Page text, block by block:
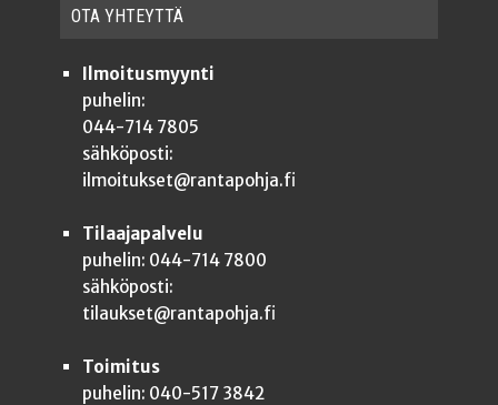
OTA YHTEYT­TÄ
Ilmoitusmyynti
puhelin:
044-714 7805
sähköposti:
ilmoitukset@rantapohja.fi
Tilaajapalvelu
puhelin: 044-714 7800
sähköposti:
tilaukset@rantapohja.fi
Toimitus
puhelin: 040-517 3842